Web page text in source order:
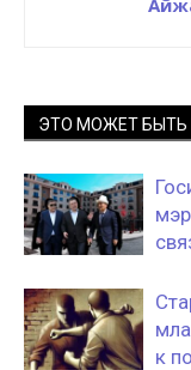
ЭТО МОЖЕТ БЫТЬ
к